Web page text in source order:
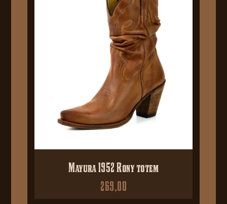
Mayura 1952 Rony totem
269,00